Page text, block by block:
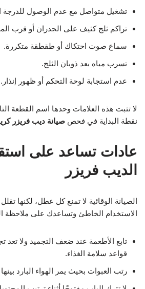
تشغيل متواصل مع عدم الوصول للدرجة
تراكم ثلج كثيف على الجدران أو قرب
سماع صوت احتكاك أو طقطقة متكررة.
تسرب مياه بعد ذوبان الثلج.
عدم استجابة لوحة التحكم أو ظهور إنذار.
لا تثبت هذه العلامات وحدها اسم القطعة
نقطة البداية في فحص صيانة ديب فريزر
عادات تساعد على
الديب فريزر
الصيانة الوقائية لا تمنع كل عطل، لكنها
الاستخدام الخاطئ وتساعدك على ملاحظة
تابع الأطعمة عند ضعف التجميد ولا تعد
قواعد سلامة الغذاء.
رتب العبوات بحيث يمر الهواء البارد